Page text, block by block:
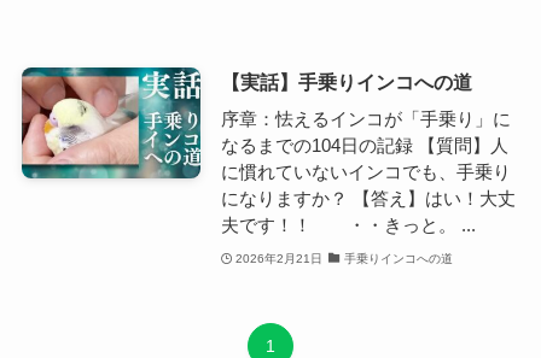
【実話】手乗りインコへの道
序章：怯えるインコが「手乗り」に
なるまでの104日の記録 【質問】人
に慣れていないインコでも、手乗り
になりますか？ 【答え】はい！大丈
夫です！！ ・・きっと。 ...
2026年2月21日 手乗りインコへの道
1